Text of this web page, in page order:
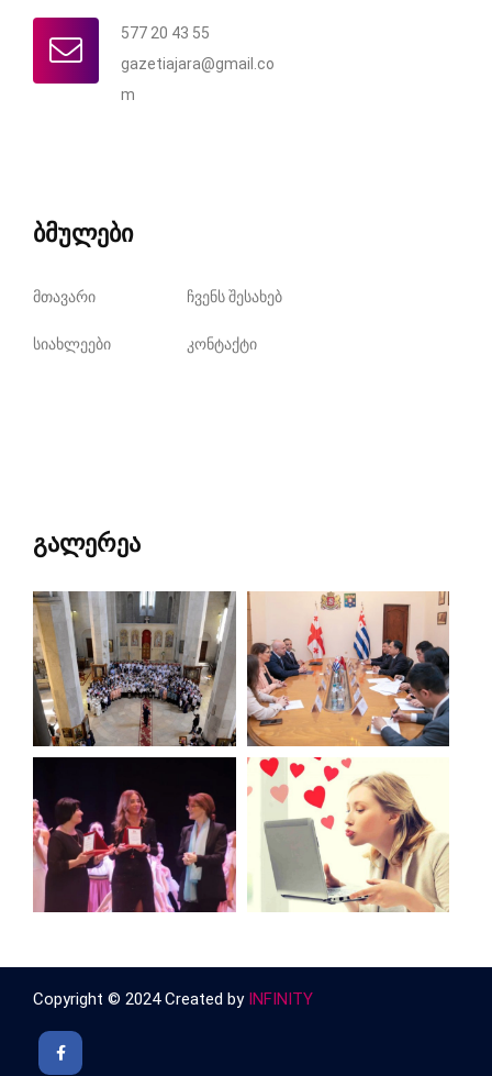
577 20 43 55
gazetiajara@gmail.co
m
ბმულები
მთავარი ჩვენს შესახებ
სიახლეები კონტაქტი
გალერეა
Copyright © 2024 Created by INFINITY